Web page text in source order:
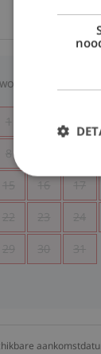
juli 2026
WO.
1
8
15 16 17
22 23 24
29 30 31